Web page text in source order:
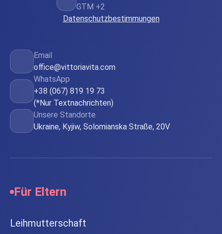
GTM +2
Datenschutzbestimmungen
Email
office@vittoriavita.com
WhatsApp
+38 (067) 819 19 73
(*Nur Textnachrichten)
Unsere Standorte
Ukraine, Kyjiw, Solomianska Straße, 20V
Für Eltern
Leihmutterschaft